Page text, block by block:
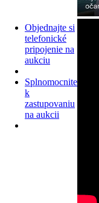
Objednajte si
telefonické
pripojenie na
aukciu
Splnomocnite
k
zastupovaniu
na aukcii